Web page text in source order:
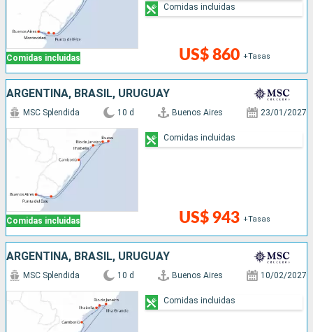
Comidas incluidas US$ 860 +Tasas
Comidas incluidas
ARGENTINA, BRASIL, URUGUAY
Comidas incluidas
MSC Splendida 10 d Buenos Aires 23/01/2027
US$ 943 +Tasas
Comidas incluidas
ARGENTINA, BRASIL, URUGUAY
MSC Splendida 10 d Buenos Aires 10/02/2027
Comidas incluidas